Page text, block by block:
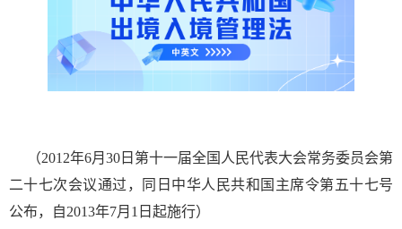
（2012年6月 30 日第十一届全国人民代表大会常务委员会第
二十七次会议通过，同日中华人民共和国主席令第五十七号
公布，自2013年7月 1 日起施行）